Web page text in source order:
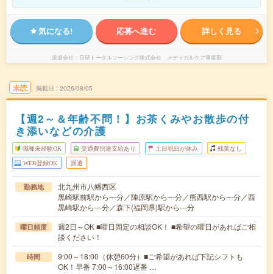
気になる! 応募へ進む 詳しく見る
派遣会社 日研トータルソーシング株式会社 メディカルケア事業部
未読 掲載日 2026/08/05
【週2～＆年齢不問！】お茶くみやお散歩の付
き添いなどの介護
職種未経験OK 交通費別途支給あり 土日祝日が休み 残業なし
WEB登録OK 派遣
勤務地
北九州市八幡西区
黒崎駅前駅から---分／陣原駅から---分／熊西駅から---分／西
黒崎駅から---分／森下(福岡県)駅から---分
曜日頻度
週2日～OK ■曜日固定の相談OK！ ■希望の曜日があればご相
談ください！
時間
9:00～18:00（休憩60分）■ご希望があれば下記シフトも
OK！早番 7:00～16:00遅番 …